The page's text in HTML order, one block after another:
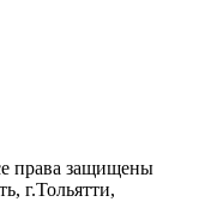
права защищены
г.Тольятти,